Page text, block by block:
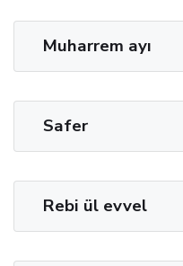
Muharrem ayı
Safer
Rebi ül evvel